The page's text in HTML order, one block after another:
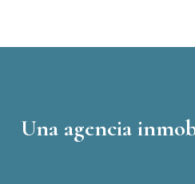
Una agencia